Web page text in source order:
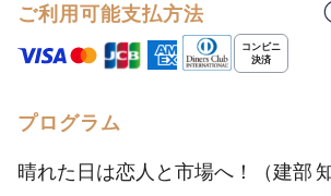
ご利用可能支払方法
プログラム
晴れた日は恋人と市場へ！（建部 知